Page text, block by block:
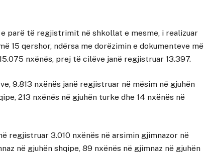
parë të regjistrimit në shkollat e mesme, i realizuar
15 qershor, ndërsa me dorëzimin e dokumenteve më
nxënës, prej të cilëve janë regjistruar 13.397.
9.813 nxënës janë regjistruar në mësim në gjuhën
213 nxënës në gjuhën turke dhe 14 nxënës në
regjistruar 3.010 nxënës në arsimin gjimnazor në
në gjuhën shqipe, 89 nxënës në gjimnaz në gjuhën